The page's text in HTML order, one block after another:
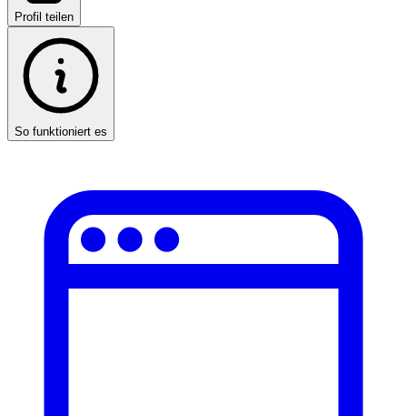
Profil teilen
So funktioniert es